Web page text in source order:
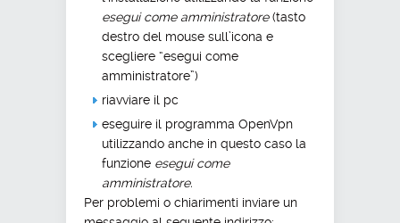
esegui come amministratore(tasto
destro del mouse sull’icona e
scegliere “esegui come
amministratore”)
riavviare il pc
eseguire il programma OpenVpn
utilizzando anche in questo caso la
funzione esegui come
amministratore.
Per problemi o chiarimenti inviare un